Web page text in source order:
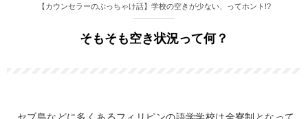
【カウンセラーのぶっちゃけ話】学校の空きが少ない、ってホント!?
そもそも空き状況って何？